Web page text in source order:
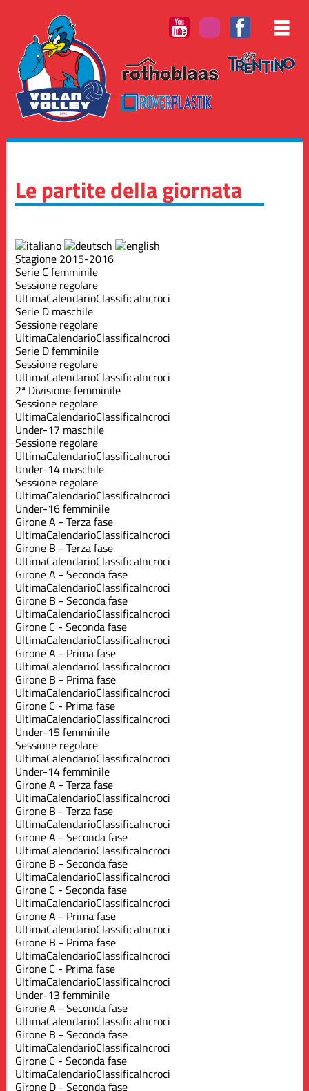
Le partite della giornata
Stagione 2015-2016
Serie C femminile
Sessione regolare
UltimaCalendarioClassificaIncroci
Serie D maschile
Sessione regolare
UltimaCalendarioClassificaIncroci
Serie D femminile
Sessione regolare
UltimaCalendarioClassificaIncroci
2ª Divisione femminile
Sessione regolare
UltimaCalendarioClassificaIncroci
Under-17 maschile
Sessione regolare
UltimaCalendarioClassificaIncroci
Under-14 maschile
Sessione regolare
UltimaCalendarioClassificaIncroci
Under-16 femminile
Girone A - Terza fase
UltimaCalendarioClassificaIncroci
Girone B - Terza fase
UltimaCalendarioClassificaIncroci
Girone A - Seconda fase
UltimaCalendarioClassificaIncroci
Girone B - Seconda fase
UltimaCalendarioClassificaIncroci
Girone C - Seconda fase
UltimaCalendarioClassificaIncroci
Girone A - Prima fase
UltimaCalendarioClassificaIncroci
Girone B - Prima fase
UltimaCalendarioClassificaIncroci
Girone C - Prima fase
UltimaCalendarioClassificaIncroci
Under-15 femminile
Sessione regolare
UltimaCalendarioClassificaIncroci
Under-14 femminile
Girone A - Terza fase
UltimaCalendarioClassificaIncroci
Girone B - Terza fase
UltimaCalendarioClassificaIncroci
Girone A - Seconda fase
UltimaCalendarioClassificaIncroci
Girone B - Seconda fase
UltimaCalendarioClassificaIncroci
Girone C - Seconda fase
UltimaCalendarioClassificaIncroci
Girone A - Prima fase
UltimaCalendarioClassificaIncroci
Girone B - Prima fase
UltimaCalendarioClassificaIncroci
Girone C - Prima fase
UltimaCalendarioClassificaIncroci
Under-13 femminile
Girone A - Seconda fase
UltimaCalendarioClassificaIncroci
Girone B - Seconda fase
UltimaCalendarioClassificaIncroci
Girone C - Seconda fase
UltimaCalendarioClassificaIncroci
Girone D - Seconda fase